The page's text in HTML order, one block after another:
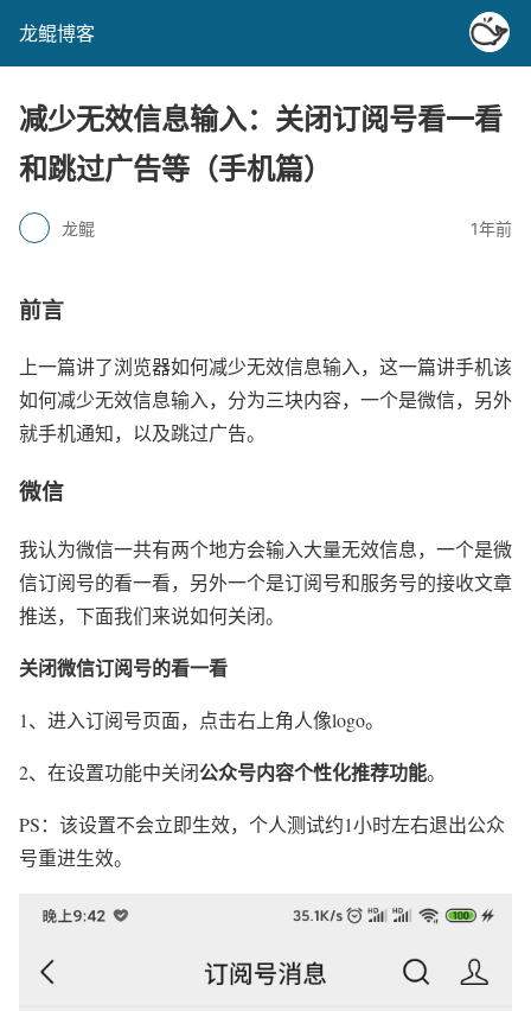
龙鲲博客
减少无效信息输入：关闭订阅号看一看
和跳过广告等（手机篇）
龙鲲 1年前
前言
上一篇讲了浏览器如何减少无效信息输入，这一篇讲手机该
如何减少无效信息输入，分为三块内容，一个是微信，另外
就手机通知，以及跳过广告。
微信
我认为微信一共有两个地方会输入大量无效信息，一个是微
信订阅号的看一看，另外一个是订阅号和服务号的接收文章
推送，下面我们来说如何关闭。
关闭微信订阅号的看一看
1、进入订阅号页面，点击右上角人像logo。
2、在设置功能中关闭公众号内容个性化推荐功能。
PS：该设置不会立即生效，个人测试约1小时左右退出公众
号重进生效。